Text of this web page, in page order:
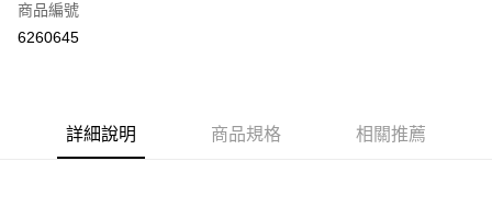
超商取貨付款
街口支付
商品編號
6260645
詳細說明 商品規格 相關推薦